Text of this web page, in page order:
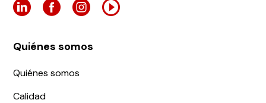
Quiénes somos
Quiénes somos
Calidad